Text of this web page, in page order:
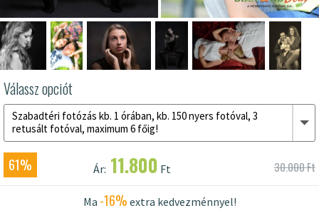
Válassz opciót
Szabadtéri fotózás kb. 1 órában, kb. 150 nyers fotóval, 3
retusált fotóval, maximum 6 főig!
61% Ár: 11.800 Ft 30.000 Ft
Ma -16% extra kedvezménnyel!